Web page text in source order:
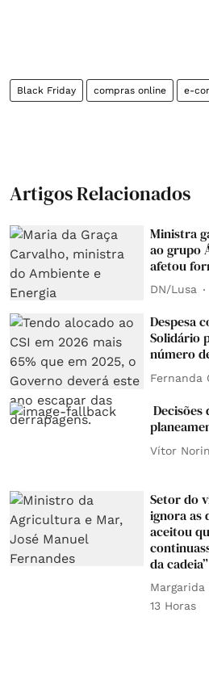
Black Friday compras online e-
Artigos Relacionados
Ministra
ao grupo
afetou
DN/Lusa
Despesa
Solidário
número
Fernanda
Decisões
Vítor
Setor do
ignora as
aceitou
da cadeia”
Margarida
13 Horas